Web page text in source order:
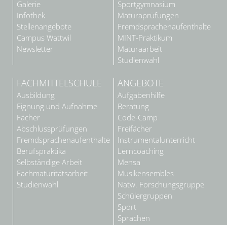
Galerie
Infothek
Stellenangebote
Campus Wattwil
Newsletter
Sportgymnasium
Maturaprüfungen
Fremdsprachenaufenthalte
MINT-Praktikum
Maturaarbeit
Studienwahl
FACHMITTELSCHULE
Ausbildung
Eignung und Aufnahme
Fächer
Abschlussprüfungen
Fremdsprachenaufenthalte
Berufspraktika
Selbständige Arbeit
Fachmaturitätsarbeit
Studienwahl
ANGEBOTE
Aufgabenhilfe
Beratung
Code-Camp
Freifächer
Instrumentalunterricht
Lerncoaching
Mensa
Musikensembles
Natw. Forschungsgruppe
Schülergruppen
Sport
Sprachen